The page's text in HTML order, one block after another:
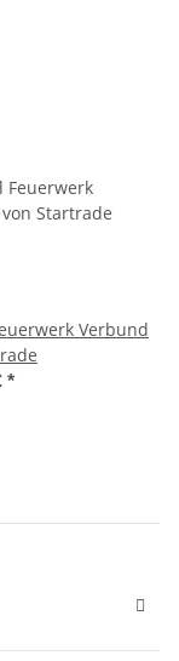
Verbund
*